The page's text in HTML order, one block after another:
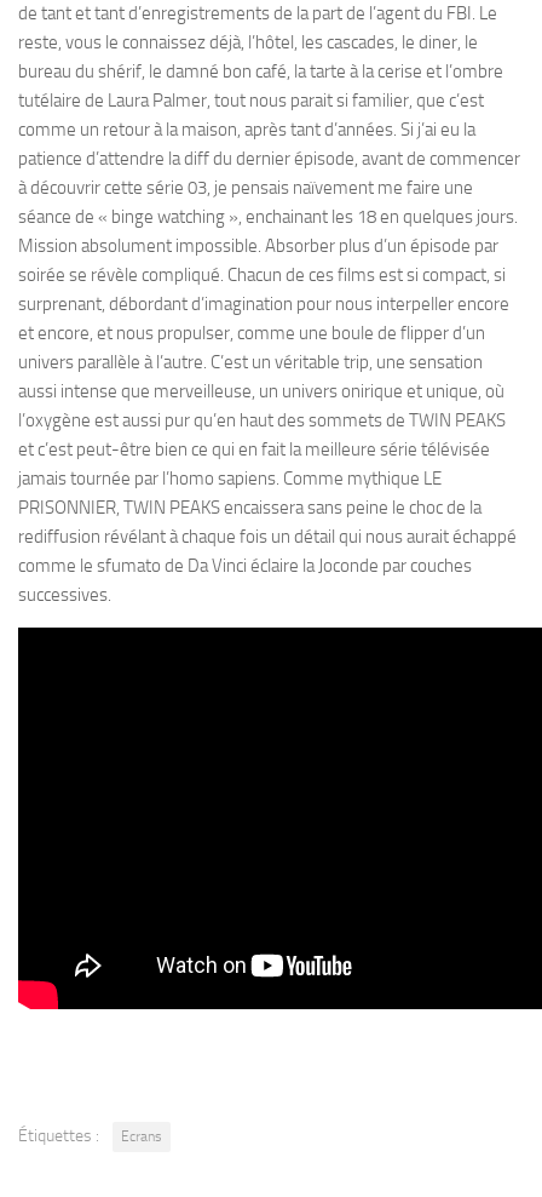
de tant et tant d’enregistrements de la part de l’agent du FBI. Le
reste, vous le connaissez déjà, l’hôtel, les cascades, le diner, le
bureau du shérif, le damné bon café, la tarte à la cerise et l’ombre
tutélaire de Laura Palmer, tout nous parait si familier, que c’est
comme un retour à la maison, après tant d’années. Si j’ai eu la
patience d’attendre la diff du dernier épisode, avant de commencer
à découvrir cette série 03, je pensais naïvement me faire une
séance de « binge watching », enchainant les 18 en quelques jours.
Mission absolument impossible. Absorber plus d’un épisode par
soirée se révèle compliqué. Chacun de ces films est si compact, si
surprenant, débordant d’imagination pour nous interpeller encore
et encore, et nous propulser, comme une boule de flipper d’un
univers parallèle à l’autre. C’est un véritable trip, une sensation
aussi intense que merveilleuse, un univers onirique et unique, où
l’oxygène est aussi pur qu’en haut des sommets de TWIN PEAKS
et c’est peut-être bien ce qui en fait la meilleure série télévisée
jamais tournée par l’homo sapiens. Comme mythique LE
PRISONNIER, TWIN PEAKS encaissera sans peine le choc de la
rediffusion révélant à chaque fois un détail qui nous aurait échappé
comme le sfumato de Da Vinci éclaire la Joconde par couches
successives.
Étiquettes : Ecrans